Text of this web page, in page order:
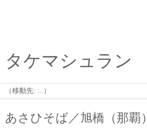
タケマシュラン
あさひそば／旭橋（那覇）